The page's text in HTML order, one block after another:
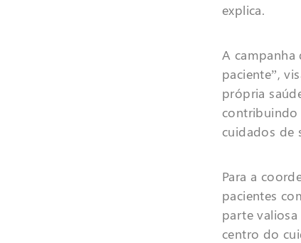
explica.
A campanha
paciente”,
própria
contribuindo
cuidados de
Para a
pacientes
parte
centro do